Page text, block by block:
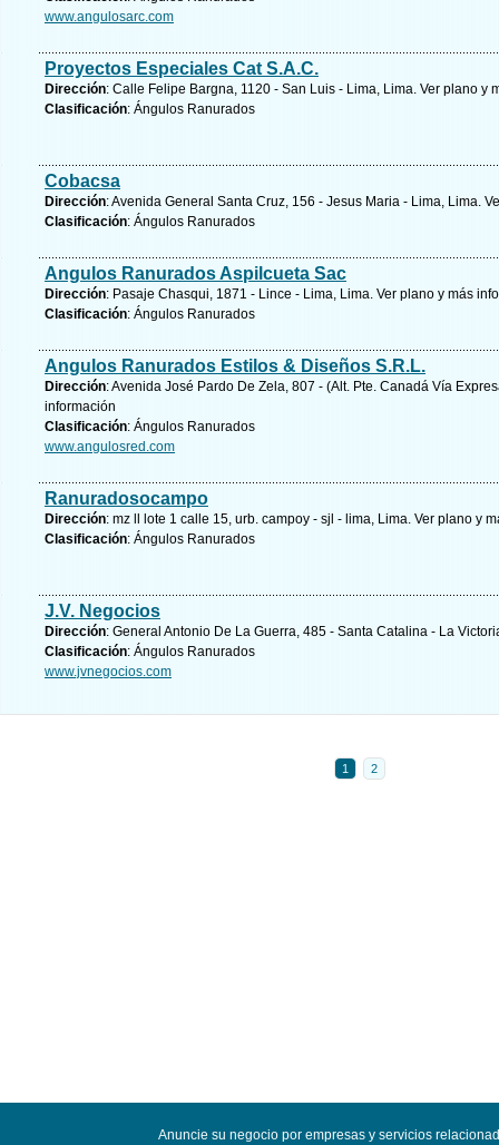
www.angulosarc.com
Proyectos Especiales Cat S.A.C.
Dirección: Calle Felipe Bargna, 1120 - San Luis - Lima, Lima. Ver plano y
Clasificación: Ángulos Ranurados
Cobacsa
Dirección: Avenida General Santa Cruz, 156 - Jesus Maria - Lima, Lima.
Clasificación: Ángulos Ranurados
Angulos Ranurados Aspilcueta Sac
Dirección: Pasaje Chasqui, 1871 - Lince - Lima, Lima. Ver plano y más
Clasificación: Ángulos Ranurados
Angulos Ranurados Estilos & Diseños S.R.L.
Dirección: Avenida José Pardo De Zela, 807 - (Alt. Pte. Canadá Vía
información
Clasificación: Ángulos Ranurados
www.angulosred.com
Ranuradosocampo
Dirección: mz ll lote 1 calle 15, urb. campoy - sjl - lima, Lima. Ver plano y
Clasificación: Ángulos Ranurados
J.V. Negocios
Dirección: General Antonio De La Guerra, 485 - Santa Catalina - La
Clasificación: Ángulos Ranurados
www.jvnegocios.com
1 2
Anuncie su negocio por empresas y servicios